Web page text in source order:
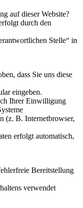
auf dieser Website?
durch den
Stelle“ in
dass Sie uns diese
eingeben.
Ihrer Einwilligung
(z. B. Internetbrowser,
erfolgt automatisch,
Bereitstellung
verwendet